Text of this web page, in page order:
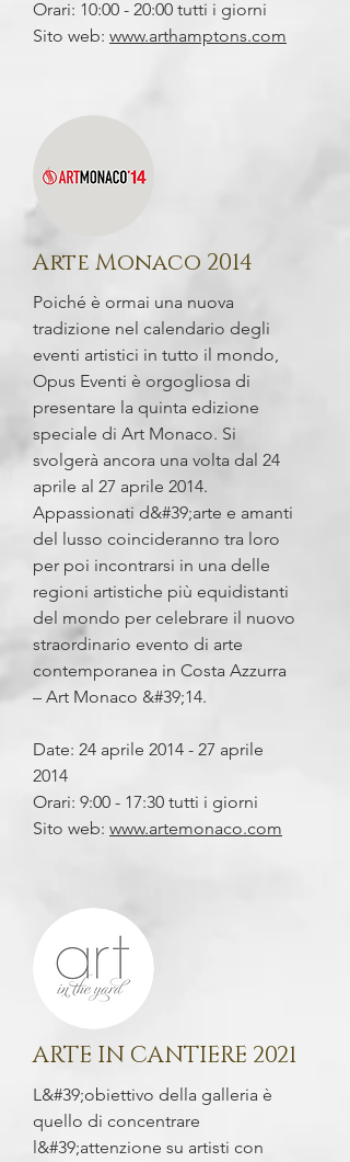
Orari: 10:00 - 20:00 tutti i giorni
Sito web: www.arthamptons.com
Arte Monaco 2014
Poiché è ormai una nuova
tradizione nel calendario degli
eventi artistici in tutto il mondo,
Opus Eventi è orgogliosa di
presentare la quinta edizione
speciale di Art Monaco. Si
svolgerà ancora una volta dal 24
aprile al 27 aprile 2014.
Appassionati d&#39;arte e amanti
del lusso coincideranno tra loro
per poi incontrarsi in una delle
regioni artistiche più equidistanti
del mondo per celebrare il nuovo
straordinario evento di arte
contemporanea in Costa Azzurra
– Art Monaco &#39;14.
Date: 24 aprile 2014 - 27 aprile
2014
Orari: 9:00 - 17:30 tutti i giorni
Sito web: www.artemonaco.com
ARTE IN CANTIERE 2021
L&#39;obiettivo della galleria è
quello di concentrare
l&#39;attenzione su artisti con